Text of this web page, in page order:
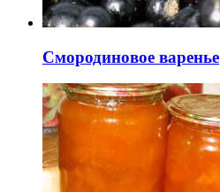
Смородиновое варенье